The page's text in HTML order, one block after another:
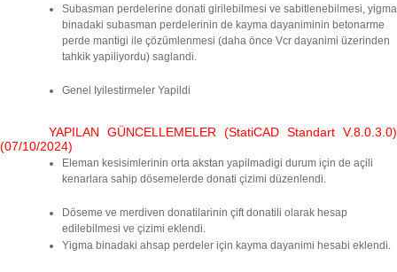
Subasman perdelerine donati girilebilmesi ve sabitlenebilmesi, yigma
binadaki subasman perdelerinin de kayma dayaniminin betonarme
perde mantigi ile çözümlenmesi (daha önce Vcr dayanimi üzerinden
tahkik yapiliyordu) saglandi.
Genel Iyilestirmeler Yapildi
YAPILAN GÜNCELLEMELER (StatiCAD Standart V.8.0.3.0)
(07/10/2024)
Eleman kesisimlerinin orta akstan yapilmadigi durum için de açili
kenarlara sahip dösemelerde donati çizimi düzenlendi.
Döseme ve merdiven donatilarinin çift donatili olarak hesap
edilebilmesi ve çizimi eklendi.
Yigma binadaki ahsap perdeler için kayma dayanimi hesabi eklendi.